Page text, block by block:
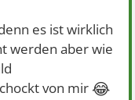
es ist wirklich
werden aber wie
von mir 😂